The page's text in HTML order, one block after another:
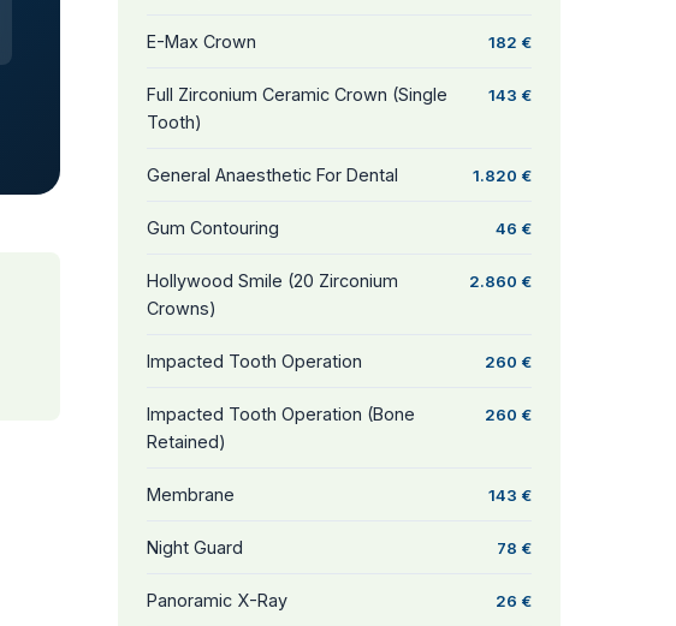
E-Max Crown 182 €
Full Zirconium Ceramic Crown (Single
Tooth)
143 €
General Anaesthetic For Dental 1.820 €
Gum Contouring 46 €
Hollywood Smile (20 Zirconium
Crowns)
2.860 €
Impacted Tooth Operation 260 €
Impacted Tooth Operation (Bone
Retained)
260 €
Membrane 143 €
Night Guard 78 €
Panoramic X-Ray 26 €